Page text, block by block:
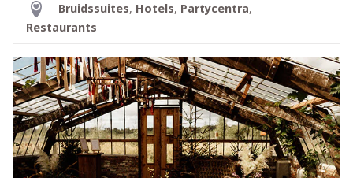
Bruidssuites, Hotels, Partycentra,
Restaurants